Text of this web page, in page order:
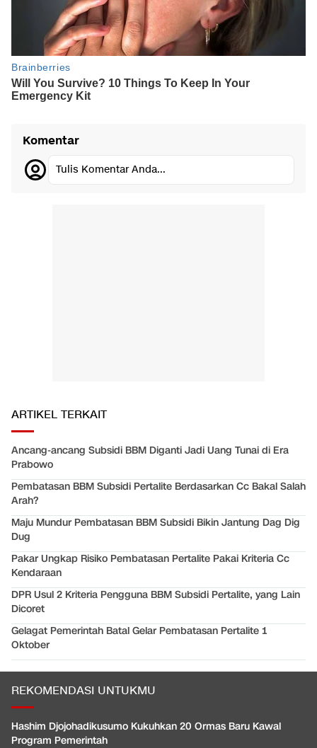
Komentar
Tulis Komentar Anda...
ARTIKEL TERKAIT
Ancang-ancang Subsidi BBM Diganti Jadi Uang Tunai di Era
Prabowo
Pembatasan BBM Subsidi Pertalite Berdasarkan Cc Bakal Salah
Arah?
Maju Mundur Pembatasan BBM Subsidi Bikin Jantung Dag Dig
Dug
Pakar Ungkap Risiko Pembatasan Pertalite Pakai Kriteria Cc
Kendaraan
DPR Usul 2 Kriteria Pengguna BBM Subsidi Pertalite, yang Lain
Dicoret
Gelagat Pemerintah Batal Gelar Pembatasan Pertalite 1
Oktober
REKOMENDASI UNTUKMU
Hashim Djojohadikusumo Kukuhkan 20 Ormas Baru Kawal
Program Pemerintah